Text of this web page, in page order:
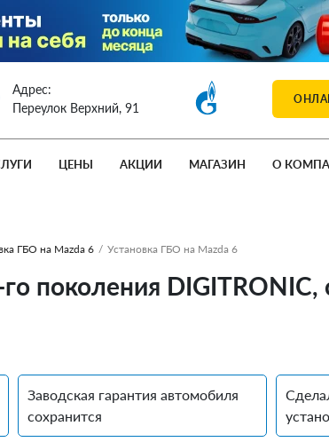
Адрес:
Переулок Верхний, 91
ЦЕНЫ АКЦИИ МАГАЗИН О
ГБО на Mazda 6 / Установка ГБО на Mazda 6
поколения
Заводская гарантия автомобиля
сохранится